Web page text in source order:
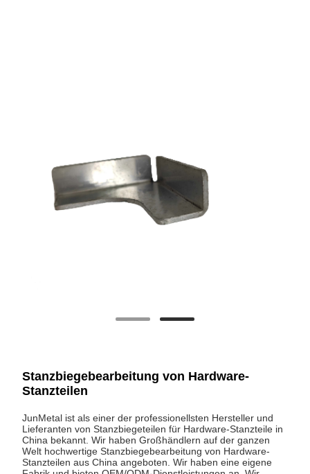
Stanzbiegebearbeitung von Hardware-
Stanzteilen
JunMetal ist als einer der professionellsten Hersteller und
Lieferanten von Stanzbiegeteilen für Hardware-Stanzteile in
China bekannt. Wir haben Großhändlern auf der ganzen
Welt hochwertige Stanzbiegebearbeitung von Hardware-
Stanzteilen aus China angeboten. Wir haben eine eigene